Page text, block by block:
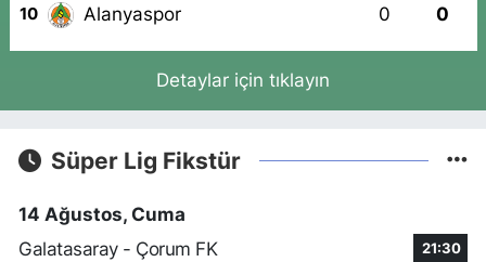
10 Alanyaspor 0 0
Detaylar için tıklayın
Süper Lig Fikstür
14 Ağustos, Cuma
Galatasaray - Çorum FK
21:30